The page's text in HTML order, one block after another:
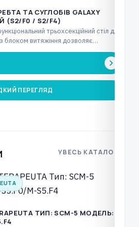
ТА СУГЛОБІВ GALAXY
(S2/F0 / S2/F4)
трьохсекційний стіл для
блоком витяжіння дозволяє…
ПЕРЕГЛЯД
УВЕСЬ КАТАЛОГ
ТИП: SCM-5 МОДЕЛЬ: